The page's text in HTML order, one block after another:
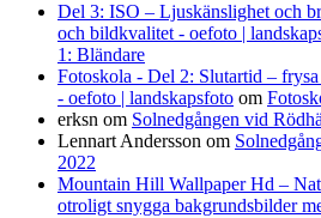
Del 3: ISO – Ljuskänslighet och
och bildkvalitet - oefoto |
1: Bländare
Fotoskola - Del 2: Slutartid –
- oefoto | landskapsfoto om
erksn om Solnedgången vid
Lennart Andersson om
2022
Mountain Hill Wallpaper Hd –
otroligt snygga bakgrundsbilder